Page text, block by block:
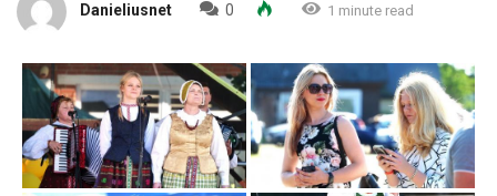
Danieliusnet 0 1 minute read